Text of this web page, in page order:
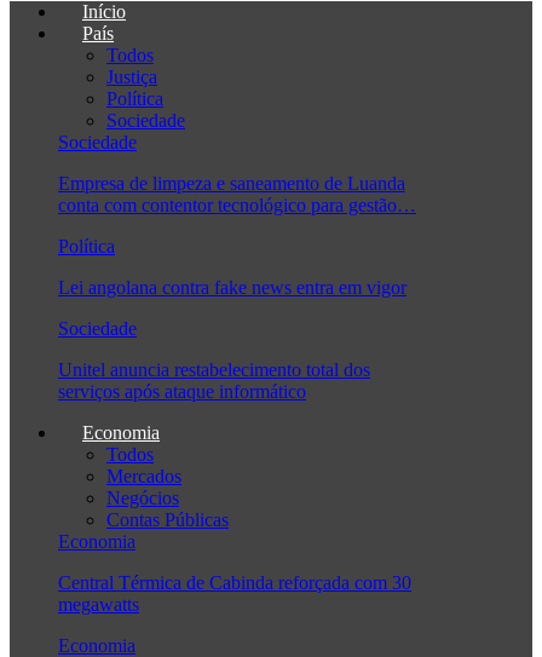
Início
País
Todos
Justiça
Política
Sociedade
Sociedade
Empresa de limpeza e saneamento de Luanda
conta com contentor tecnológico para gestão…
Política
Lei angolana contra fake news entra em vigor
Sociedade
Unitel anuncia restabelecimento total dos
serviços após ataque informático
Economia
Todos
Mercados
Negócios
Contas Públicas
Economia
Central Térmica de Cabinda reforçada com 30
megawatts
Economia